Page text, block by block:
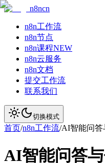
n8ncn
n8n工作流
n8n节点
n8n课程NEW
n8n云服务
n8n文档
提交工作流
联系我们
切换模式
首页/n8n工作流/AI智能问答
AI智能问答